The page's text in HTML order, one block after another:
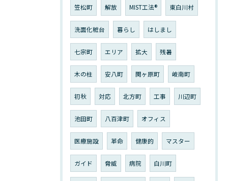
笠松町 解放 MIST工法®︎ 東白川村
洗面化粧台 暮らし はしまし
七宗町 エリア 拡大 残暑
木の柱 安八町 関ヶ原町 岐南町
初秋 対応 北方町 工事 川辺町
池田町 八百津町 オフィス
医療施設 革命 健康的 マスター
ガイド 脅威 病院 白川町